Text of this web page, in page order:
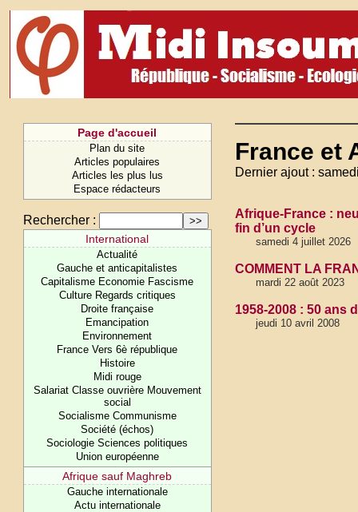
Page d'accueil
Plan du site
Articles populaires
Articles les plus lus
Espace rédacteurs
Rechercher :
International
Actualité
Gauche et anticapitalistes
Capitalisme Economie Fascisme
Culture Regards critiques
Droite française
Emancipation
Environnement
France Vers 6è république
Histoire
Midi rouge
Salariat Classe ouvrière Mouvement
social
Socialisme Communisme
Société (échos)
Sociologie Sciences politiques
Union européenne
Afrique sauf Maghreb
Gauche internationale
Actu internationale
France et
Dernier ajout :
Afrique-France :
fin d’un cycle
samedi 4 juillet 2026
COMMENT LA
mardi 22 août 2023
1958-2008 : 50 ans
jeudi 10 avril 2008